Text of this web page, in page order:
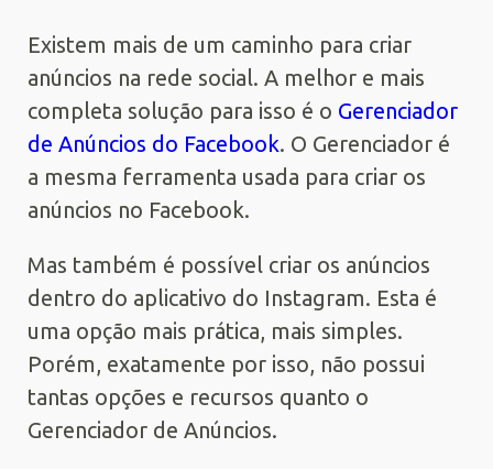
Existem mais de um caminho para criar
anúncios na rede social. A melhor e mais
completa solução para isso é o Gerenciador
de Anúncios do Facebook. O Gerenciador é
a mesma ferramenta usada para criar os
anúncios no Facebook.
Mas também é possível criar os anúncios
dentro do aplicativo do Instagram. Esta é
uma opção mais prática, mais simples.
Porém, exatamente por isso, não possui
tantas opções e recursos quanto o
Gerenciador de Anúncios.